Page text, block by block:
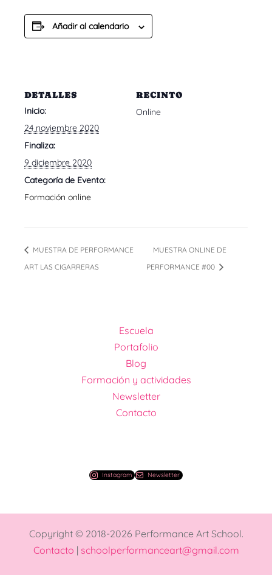
Añadir al calendario
DETALLES
Inicio:
24 noviembre 2020
Finaliza:
9 diciembre 2020
Categoría de Evento:
Formación online
RECINTO
Online
MUESTRA DE PERFORMANCE
ART LAS CIGARRERAS
MUESTRA ONLINE DE
PERFORMANCE #00
Escuela
Portafolio
Blog
Formación y actividades
Newsletter
Contacto
Instagram Newsletter
Copyright © 2018-2026 Performance Art School.
Contacto | schoolperformanceart@gmail.com